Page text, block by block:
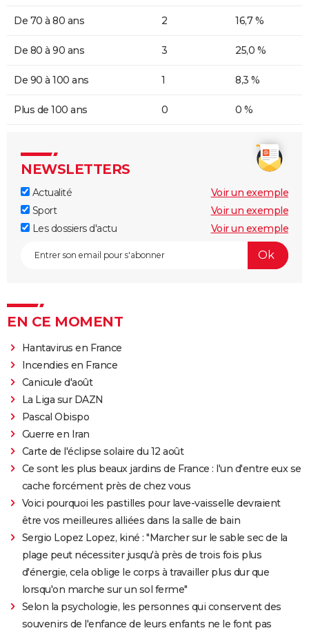
De 70 à 80 ans 2 16,7 %
De 80 à 90 ans 3 25,0 %
De 90 à 100 ans 1 8,3 %
Plus de 100 ans 0 0 %
NEWSLETTERS
Actualité
Voir un exemple
Sport
Voir un exemple
Les dossiers d'actu
Voir un exemple
EN CE MOMENT
Hantavirus en France
Incendies en France
Canicule d'août
La Liga sur DAZN
Pascal Obispo
Guerre en Iran
Carte de l'éclipse solaire du 12 août
Ce sont les plus beaux jardins de France : l'un d'entre eux se
cache forcément près de chez vous
Voici pourquoi les pastilles pour lave-vaisselle devraient
être vos meilleures alliées dans la salle de bain
Sergio Lopez Lopez, kiné : "Marcher sur le sable sec de la
plage peut nécessiter jusqu'à près de trois fois plus
d'énergie, cela oblige le corps à travailler plus dur que
lorsqu'on marche sur un sol ferme"
Selon la psychologie, les personnes qui conservent des
souvenirs de l'enfance de leurs enfants ne le font pas